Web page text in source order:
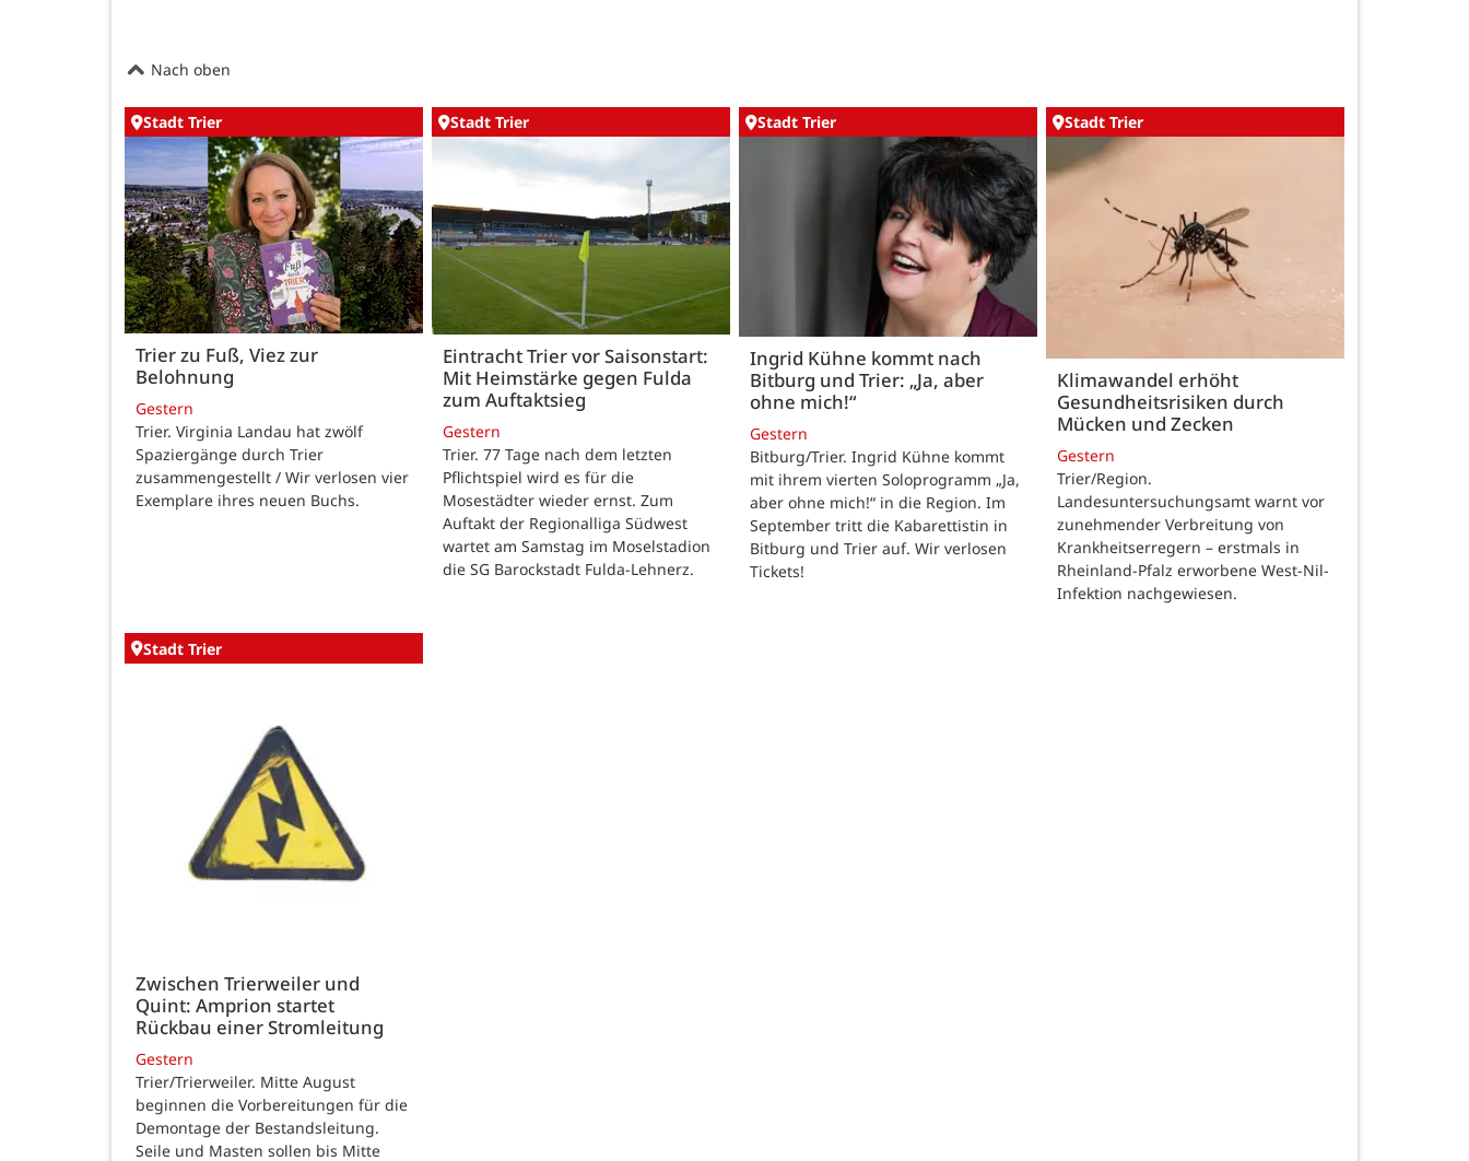
Nach oben
Stadt Trier
Trier zu Fuß, Viez zur
Belohnung
Gestern
Trier. Virginia Landau hat zwölf
Spaziergänge durch Trier
zusammengestellt / Wir verlosen vier
Exemplare ihres neuen Buchs.
Stadt Trier
Eintracht Trier vor Saisonstart:
Mit Heimstärke gegen Fulda
zum Auftaktsieg
Gestern
Trier. 77 Tage nach dem letzten
Pflichtspiel wird es für die
Mosestädter wieder ernst. Zum
Auftakt der Regionalliga Südwest
wartet am Samstag im Moselstadion
die SG Barockstadt Fulda-Lehnerz.
Stadt Trier
Ingrid Kühne kommt nach
Bitburg und Trier: „Ja, aber
ohne mich!“
Gestern
Bitburg/Trier. Ingrid Kühne kommt
mit ihrem vierten Soloprogramm „Ja,
aber ohne mich!“ in die Region. Im
September tritt die Kabarettistin in
Bitburg und Trier auf. Wir verlosen
Tickets!
Stadt Trier
Klimawandel erhöht
Gesundheitsrisiken durch
Mücken und Zecken
Gestern
Trier/Region.
Landesuntersuchungsamt warnt vor
zunehmender Verbreitung von
Krankheitserregern – erstmals in
Rheinland-Pfalz erworbene West-Nil-
Infektion nachgewiesen.
Stadt Trier
Zwischen Trierweiler und
Quint: Amprion startet
Rückbau einer Stromleitung
Gestern
Trier/Trierweiler. Mitte August
beginnen die Vorbereitungen für die
Demontage der Bestandsleitung.
Seile und Masten sollen bis Mitte